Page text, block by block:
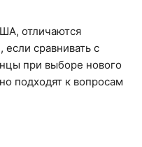
отличаются
сравнивать с
при выборе нового
подходят к вопросам